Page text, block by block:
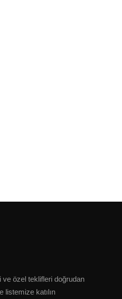
özel teklifleri doğrudan
listemize katılın